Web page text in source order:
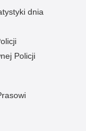
dnia
Policji